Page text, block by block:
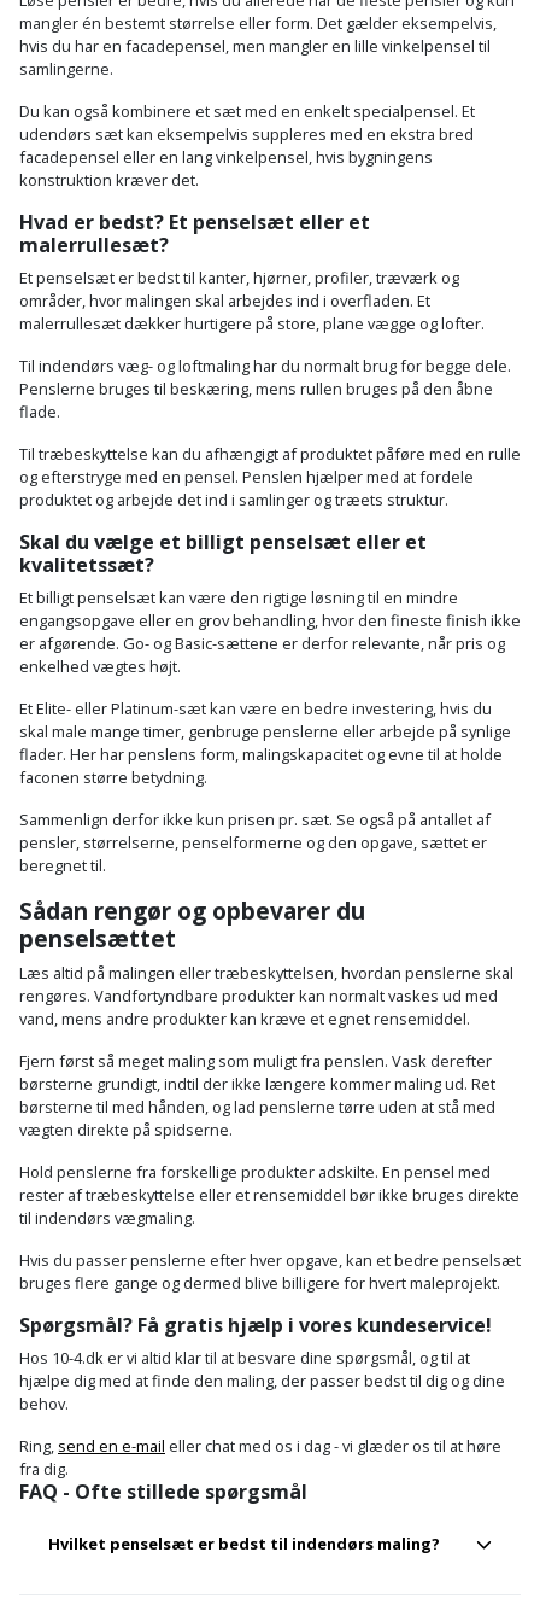
mangler én bestemt størrelse eller form. Det gælder eksempelvis,
hvis du har en facadepensel, men mangler en lille vinkelpensel til
samlingerne.
Du kan også kombinere et sæt med en enkelt specialpensel. Et
udendørs sæt kan eksempelvis suppleres med en ekstra bred
facadepensel eller en lang vinkelpensel, hvis bygningens
konstruktion kræver det.
Hvad er bedst? Et penselsæt eller et
malerrullesæt?
Et penselsæt er bedst til kanter, hjørner, profiler, træværk og
områder, hvor malingen skal arbejdes ind i overfladen. Et
malerrullesæt dækker hurtigere på store, plane vægge og lofter.
Til indendørs væg- og loftmaling har du normalt brug for begge dele.
Penslerne bruges til beskæring, mens rullen bruges på den åbne
flade.
Til træbeskyttelse kan du afhængigt af produktet påføre med en rulle
og efterstryge med en pensel. Penslen hjælper med at fordele
produktet og arbejde det ind i samlinger og træets struktur.
Skal du vælge et billigt penselsæt eller et
kvalitetssæt?
Et billigt penselsæt kan være den rigtige løsning til en mindre
engangsopgave eller en grov behandling, hvor den fineste finish ikke
er afgørende. Go- og Basic-sættene er derfor relevante, når pris og
enkelhed vægtes højt.
Et Elite- eller Platinum-sæt kan være en bedre investering, hvis du
skal male mange timer, genbruge penslerne eller arbejde på synlige
flader. Her har penslens form, malingskapacitet og evne til at holde
faconen større betydning.
Sammenlign derfor ikke kun prisen pr. sæt. Se også på antallet af
pensler, størrelserne, penselformerne og den opgave, sættet er
beregnet til.
Sådan rengør og opbevarer du
penselsættet
Læs altid på malingen eller træbeskyttelsen, hvordan penslerne skal
rengøres. Vandfortyndbare produkter kan normalt vaskes ud med
vand, mens andre produkter kan kræve et egnet rensemiddel.
Fjern først så meget maling som muligt fra penslen. Vask derefter
børsterne grundigt, indtil der ikke længere kommer maling ud. Ret
børsterne til med hånden, og lad penslerne tørre uden at stå med
vægten direkte på spidserne.
Hold penslerne fra forskellige produkter adskilte. En pensel med
rester af træbeskyttelse eller et rensemiddel bør ikke bruges direkte
til indendørs vægmaling.
Hvis du passer penslerne efter hver opgave, kan et bedre penselsæt
bruges flere gange og dermed blive billigere for hvert maleprojekt.
Spørgsmål? Få gratis hjælp i vores kundeservice!
Hos 10-4.dk er vi altid klar til at besvare dine spørgsmål, og til at
hjælpe dig med at finde den maling, der passer bedst til dig og dine
behov.
Ring, send en e-mail eller chat med os i dag - vi glæder os til at høre
fra dig.
FAQ - Ofte stillede spørgsmål
Hvilket penselsæt er bedst til indendørs maling?